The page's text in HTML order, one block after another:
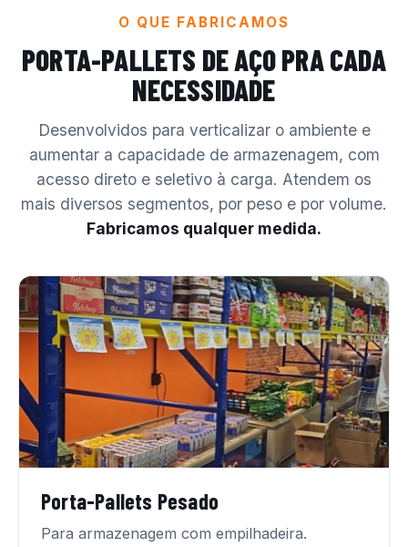
O QUE FABRICAMOS
PORTA-PALLETS DE AÇOPRA CADA
NECESSIDADE
Desenvolvidos para verticalizar o ambiente e
aumentar a capacidade de armazenagem, com
acesso direto e seletivo à carga. Atendem os
mais diversos segmentos, por peso e por volume.
Fabricamos qualquer medida.
Porta-Pallets Pesado
Para armazenagem com empilhadeira.